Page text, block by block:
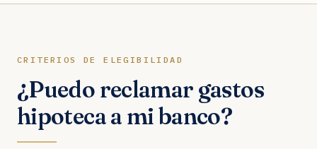
CRITERIOS DE ELEGIBILIDAD
¿Puedo reclamar gastos
hipoteca a mi banco?